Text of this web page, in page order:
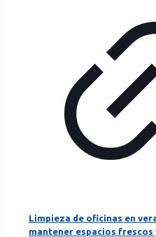
Limpieza de oficinas en
mantener espacios frescos